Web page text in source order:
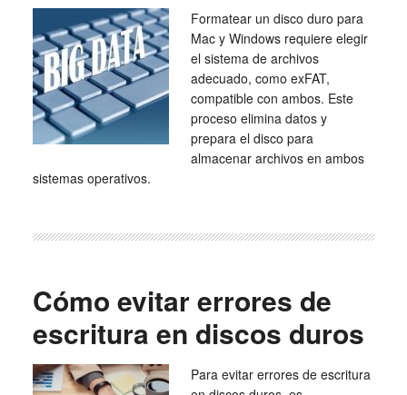
Formatear un disco duro para
Mac y Windows requiere elegir
el sistema de archivos
adecuado, como exFAT,
compatible con ambos. Este
proceso elimina datos y
prepara el disco para
almacenar archivos en ambos
sistemas operativos.
Cómo evitar errores de
escritura en discos duros
Para evitar errores de escritura